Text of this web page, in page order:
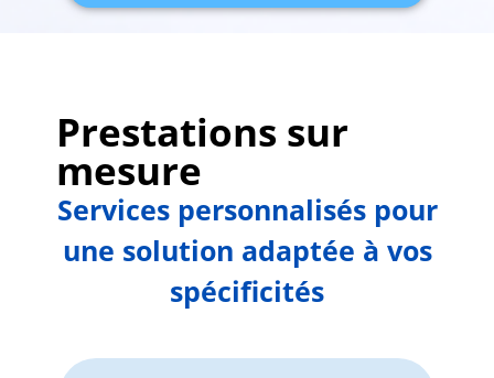
Prestations sur
mesure
Services personnalisés pour
une solution adaptée à vos
spécificités